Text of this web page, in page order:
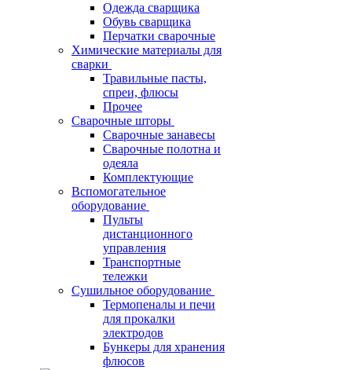
Одежда сварщика
Обувь сварщика
Перчатки сварочные
Химические материалы для
сварки
Травильные пасты,
спреи, флюсы
Прочее
Сварочные шторы
Сварочные занавесы
Сварочные полотна и
одеяла
Комплектующие
Вспомогательное
оборудование
Пульты
дистанционного
управления
Транспортные
тележки
Сушильное оборудование
Термопеналы и печи
для прокалки
электродов
Бункеры для хранения
флюсов